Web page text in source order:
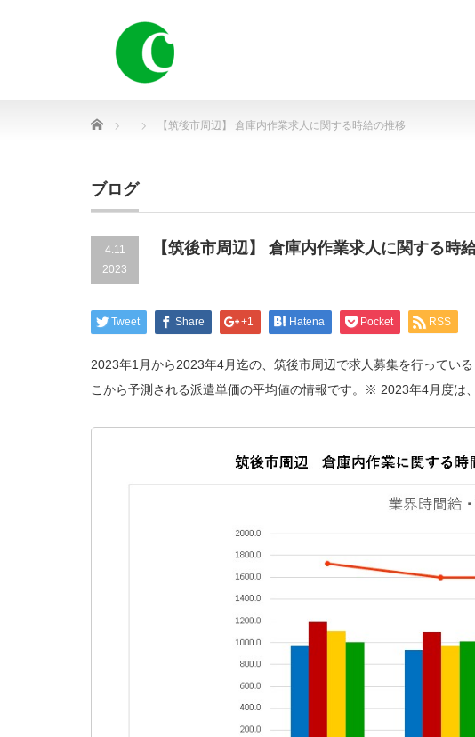
Home 【筑後市周辺】 倉庫内作業求人に関する時給の推移
ブログ
4.11
2023
【筑後市周辺】 倉庫内作業求人に関する時
Tweet Share +1 Hatena Pocket RSS
2023年1月から2023年4月迄の、筑後市周辺で求人募集を行ってい
こから予測される派遣単価の平均値の情報です。※ 2023年4月度は